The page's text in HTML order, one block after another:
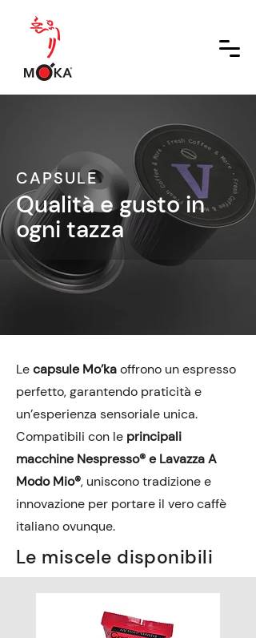
CAPSULE
Qualità e gusto in
ogni tazza
Lecapsule Mo’kaoffrono un espresso
perfetto, garantendo praticità e
un’esperienza sensoriale unica.
Compatibili con le principali
macchine Nespresso® e Lavazza A
Modo Mio®, uniscono tradizione e
innovazione per portare il vero caffè
italiano ovunque.
Le miscele disponibili